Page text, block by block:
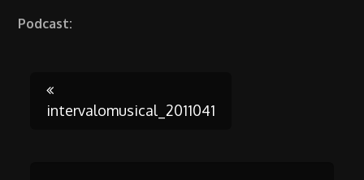
Podcast:
Post
intervalomusical_2011041